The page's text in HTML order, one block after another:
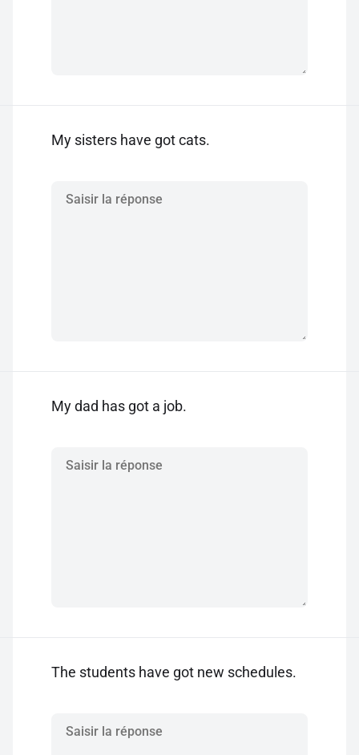
My sisters have got cats.
My dad has got a job.
The students have got new schedules.